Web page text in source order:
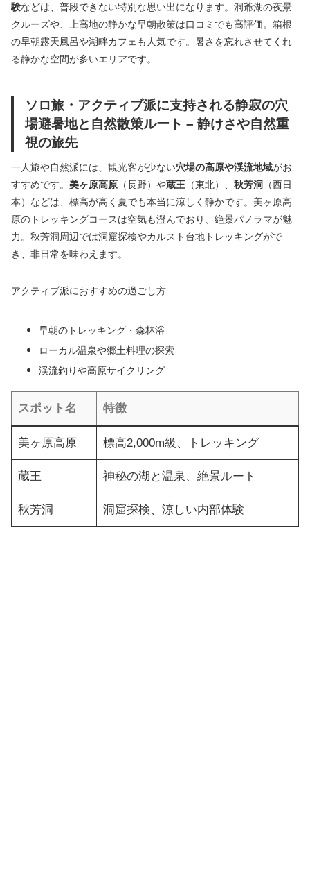
験などは、普段できない特別な思い出になります。洞爺湖の夜景
クルーズや、上高地の静かな早朝散策は口コミでも高評価。箱根
の早朝露天風呂や湖畔カフェも人気です。暑さを忘れさせてくれ
る静かな空間が多いエリアです。
ソロ旅・アクティブ派に支持される静寂の穴
場避暑地と自然散策ルート – 静けさや自然重
視の旅先
一人旅や自然派には、観光客が少ない穴場の高原や渓流地域がお
すすめです。 美ヶ原高原 （長野）や蔵王 （東北）、 秋芳洞
（西日
本）などは、標高が高く夏でも本当に涼しく静かです。美ヶ原高
原のトレッキングコースは空気も澄んでおり、絶景パノラマが魅
力。秋芳洞周辺では洞窟探検やカルスト台地トレッキングがで
き、非日常を味わえます。
アクティブ派におすすめの過ごし方
早朝のトレッキング・森林浴
ローカル温泉や郷土料理の探索
渓流釣りや高原サイクリング
スポット名 特徴
美ヶ原高原 標高2,000m級、トレッキング
蔵王 神秘の湖と温泉、絶景ルート
秋芳洞 洞窟探検、涼しい内部体験